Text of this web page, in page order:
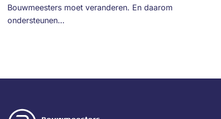
Bouwmeesters moet veranderen. En daarom
ondersteunen…